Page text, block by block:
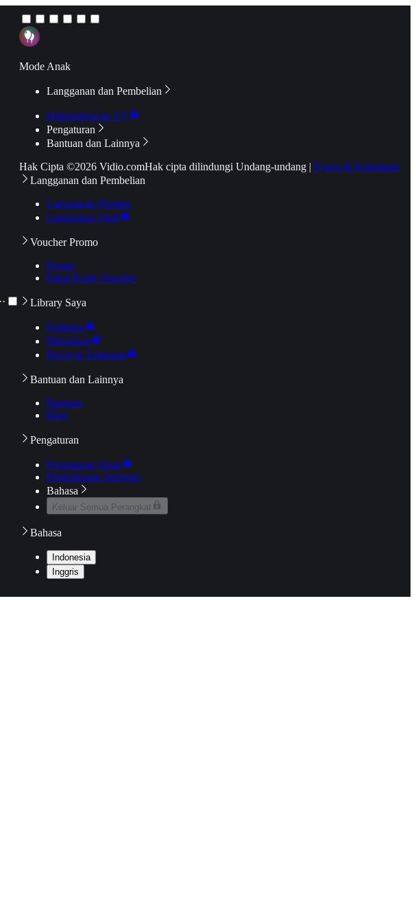
Mode Anak
Langganan dan Pembelian
Hubungkan ke TV
Pengaturan
Bantuan dan Lainnya
Hak Cipta ©2026 Vidio.comHak cipta dilindungi Undang-undang | Syarat & Ketentuan
Langganan dan Pembelian
Langganan Premier
Langganan Aktif
Voucher Promo
Promo
Pakai Kode Voucher
Library Saya
Daftarku
Mengikuti
Riwayat Tontonan
Bantuan dan Lainnya
Bantuan
Blog
Pengaturan
Pengaturan Akun
Pemeriksaan Jaringan
Bahasa
Keluar Semua Perangkat
Bahasa
Indonesia
Inggris